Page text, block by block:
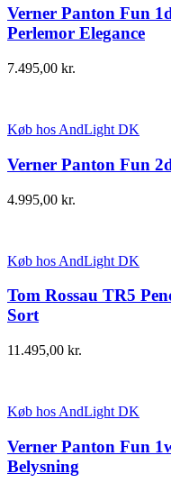
Verner Panton Fun
Perlemor Elegance
7.495,00 kr.
Køb hos AndLight DK
Verner Panton Fun
4.995,00 kr.
Køb hos AndLight DK
Tom Rossau TR5
Sort
11.495,00 kr.
Køb hos AndLight DK
Verner Panton Fun
Belysning